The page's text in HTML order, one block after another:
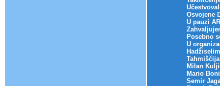
Osvojene
U pauzi
Posebno
U
Milan
Mario
Semir